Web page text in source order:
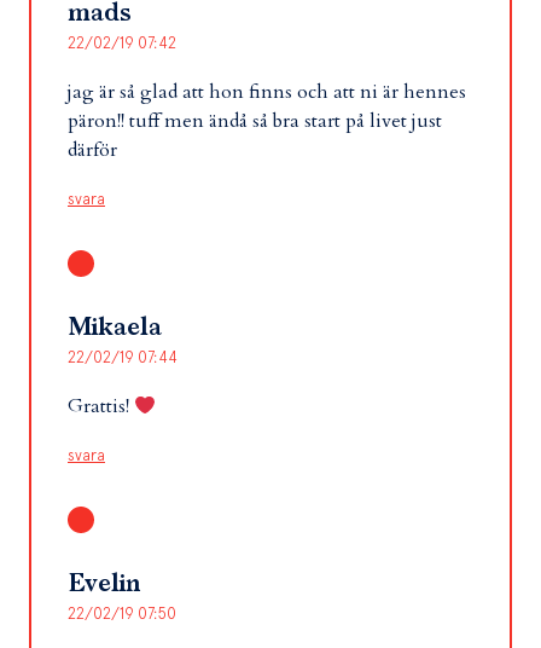
mads
22/02/19 07:42
jag är så glad att hon finns och att ni är hennes
päron!! tuff men ändå så bra start på livet just
därför
svara
Mikaela
22/02/19 07:44
Grattis!
svara
Evelin
22/02/19 07:50